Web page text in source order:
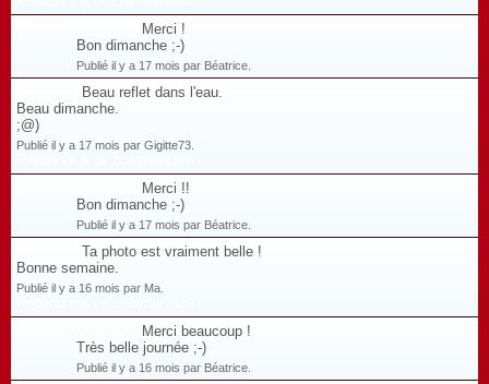
Merci !
Bon dimanche ;-)
Publié il y a 17 mois par Béatrice.
Beau reflet dans l'eau.
Beau dimanche.
;@)
Publié il y a 17 mois par Gigitte73.
Merci !!
Bon dimanche ;-)
Publié il y a 17 mois par Béatrice.
Ta photo est vraiment belle !
Bonne semaine.
Publié il y a 16 mois par Ma.
Merci beaucoup !
Très belle journée ;-)
Publié il y a 16 mois par Béatrice.